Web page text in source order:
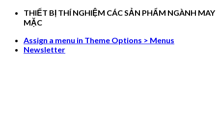
Skip
THIẾT BỊ THÍ NGHIỆM CÁC SẢN PHẨM NGÀNH MAY
MẶC
Assign a menu in Theme Options > Menus
Newsletter